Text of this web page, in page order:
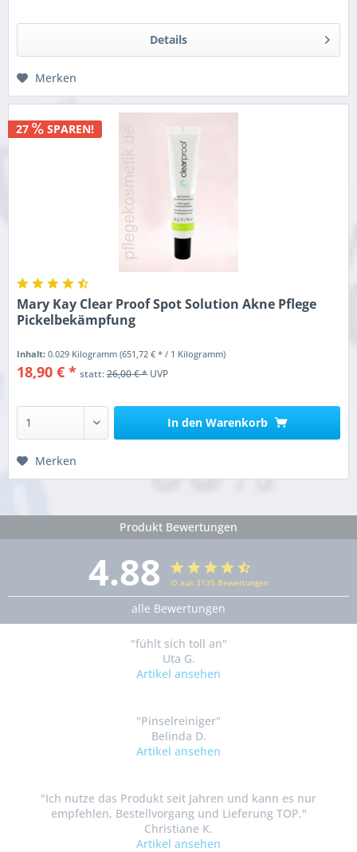
Details
Merken
27 SPAREN!
Mary Kay Clear Proof Spot Solution Akne Pflege
Pickelbekämpfung
Inhalt:0.029 Kilogramm(651,72 € * / 1 Kilogramm)
18,90 € * statt:26,00 € *UVP
In den Warenkorb
Merken
Produkt Bewertungen
4.88 ∅ aus 3135 Bewertungen
alle Bewertungen
"fühlt sich toll an"
Uta G.
Artikel ansehen
"Pinselreiniger"
Belinda D.
Artikel ansehen
"Ich nutze das Produkt seit Jahren und kann es nur
empfehlen, Bestellvorgang und Lieferung TOP."
Christiane K.
Artikel ansehen